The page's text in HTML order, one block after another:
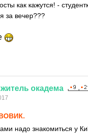
как кажутся! -
за вечер???
житель окадема
надо знакомиться у